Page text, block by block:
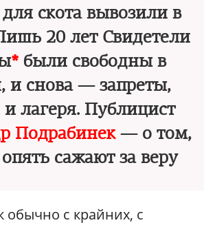
скота вывозили в
20 лет Свидетели
*были свободны в
и снова — запреты,
лагеря. Публицист
Подрабинек— о том,
сажают за веру
обычно с крайних, с